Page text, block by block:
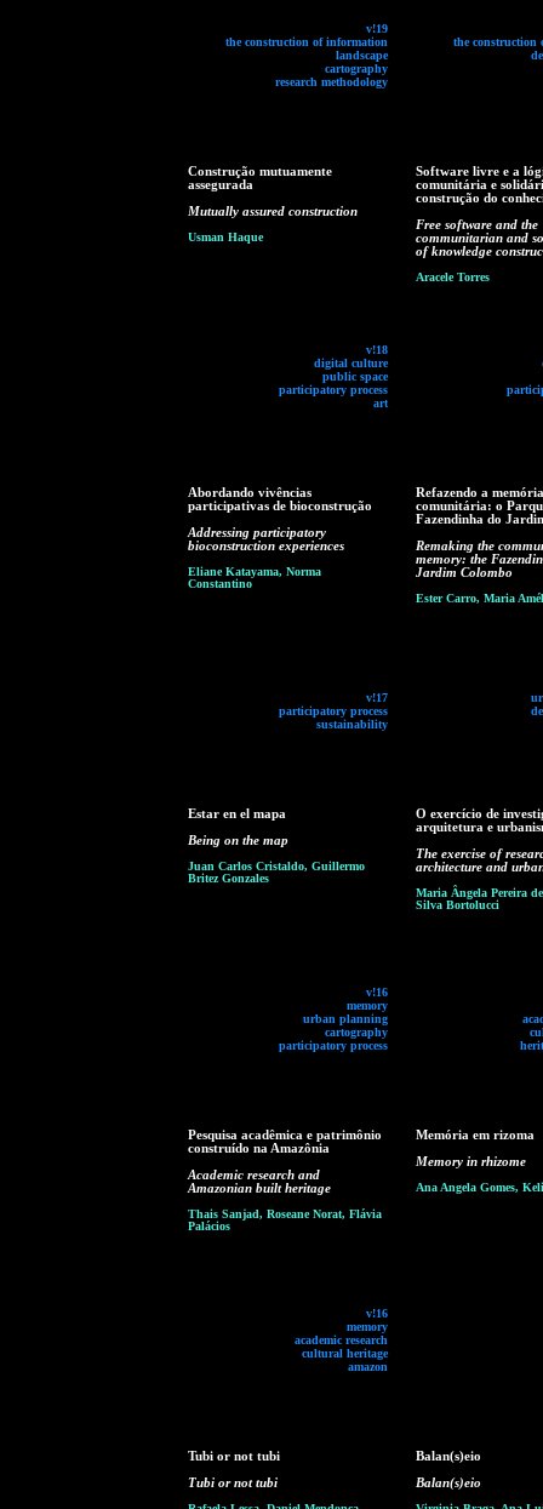
v!19
the construction of information
landscape
cartography
research methodology
the construction
Construção mutuamente
assegurada
Mutually assured construction
Usman Haque
v!18
digital culture
public space
participatory process
art
Software livre e a
comunitária e
construção do
Free software and the
communitarian and
of knowledge
Aracele Torres
Abordando vivências
participativas de bioconstrução
Addressing participatory
bioconstruction experiences
Eliane Katayama, Norma
Constantino
v!17
participatory process
sustainability
Refazendo a memória
comunitária: o
Fazendinha do
Remaking the
memory: the
Jardim Colombo
Ester Carro, Maria
Estar en el mapa
Being on the map
Juan Carlos Cristaldo, Guillermo
Britez Gonzales
v!16
memory
urban planning
cartography
participatory process
O exercício de
arquitetura e
The exercise of
architecture and
Maria Ângela Pereira
Silva Bortolucci
Pesquisa acadêmica e patrimônio
construído na Amazônia
Academic research and
Amazonian built heritage
Thais Sanjad, Roseane Norat, Flávia
Palácios
v!16
memory
academic research
cultural heritage
amazon
Memória em rizoma
Memory in rhizome
Ana Angela Gomes,
Tubi or not tubi
Tubi or not tubi
Balan(s)eio
Balan(s)eio